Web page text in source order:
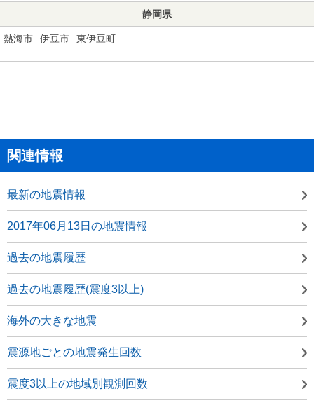
静岡県
熱海市 伊豆市 東伊豆町
関連情報
最新の地震情報
2017年06月13日の地震情報
過去の地震履歴
過去の地震履歴(震度3以上)
海外の大きな地震
震源地ごとの地震発生回数
震度3以上の地域別観測回数